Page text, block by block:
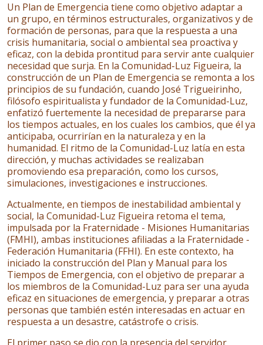
Un Plan de Emergencia tiene como objetivo adaptar a
un grupo, en términos estructurales, organizativos y de
formación de personas, para que la respuesta a una
crisis humanitaria, social o ambiental sea proactiva y
eficaz, con la debida prontitud para servir ante cualquier
necesidad que surja. En la Comunidad-Luz Figueira, la
construcción de un Plan de Emergencia se remonta a los
principios de su fundación, cuando José Trigueirinho,
filósofo espiritualista y fundador de la Comunidad-Luz,
enfatizó fuertemente la necesidad de prepararse para
los tiempos actuales, en los cuales los cambios, que él ya
anticipaba, ocurrirían en la naturaleza y en la
humanidad. El ritmo de la Comunidad-Luz latía en esta
dirección, y muchas actividades se realizaban
promoviendo esa preparación, como los cursos,
simulaciones, investigaciones e instrucciones.
Actualmente, en tiempos de inestabilidad ambiental y
social, la Comunidad-Luz Figueira retoma el tema,
impulsada por la Fraternidade - Misiones Humanitarias
(FMHI), ambas instituciones afiliadas a la Fraternidade -
Federación Humanitaria (FFHI). En este contexto, ha
iniciado la construcción del Plan y Manual para los
Tiempos de Emergencia, con el objetivo de preparar a
los miembros de la Comunidad-Luz para ser una ayuda
eficaz en situaciones de emergencia, y preparar a otras
personas que también estén interesadas en actuar en
respuesta a un desastre, catástrofe o crisis.